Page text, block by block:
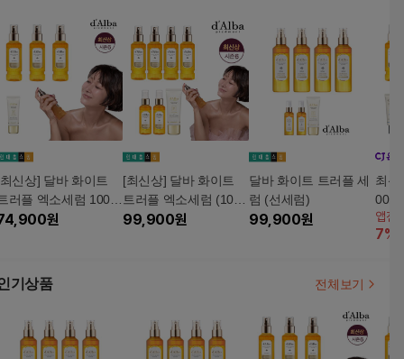
신상] 달바 화이트
러플 엑소세럼 100m
모이스트 글로우 선
원
[최신상] 달바 화이트
트러플 엑소세럼 (100
ml4+60ml2+모이스트
99,900원
달바 화이트 트러플 세
럼 (선세럼)
99,900원
최신
앱전
7%
기상품 전체보기